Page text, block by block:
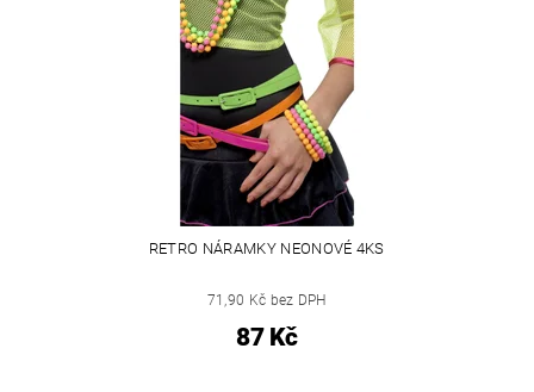
RETRO NÁRAMKY NEONOVÉ 4KS
71,90 Kč bez DPH
87 Kč